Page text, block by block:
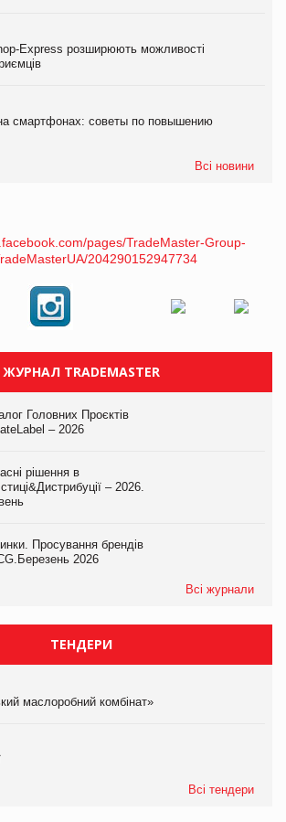
Express розширюють можливості
смартфонах: советы по повышению
Всі новини
ЖУРНАЛ TRADEMASTER
Головних Проєктів
– 2026
рішення в
– 2026.
Просування брендів
2026
Всі журнали
ТЕНДЕРИ
маслоробний комбінат»
Всі тендери